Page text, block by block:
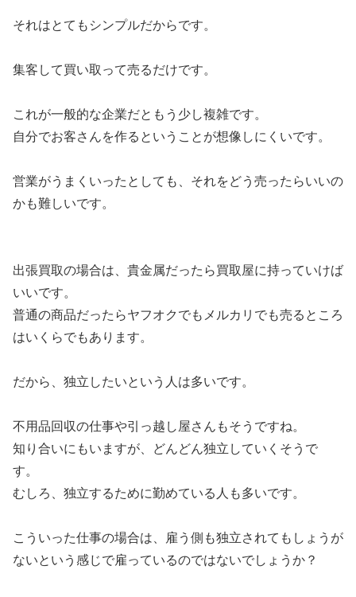
それはとてもシンプルだからです。
集客して買い取って売るだけです。
これが一般的な企業だともう少し複雑です。
自分でお客さんを作るということが想像しにくいです。
営業がうまくいったとしても、それをどう売ったらいいの
かも難しいです。
出張買取の場合は、貴金属だったら買取屋に持っていけば
いいです。
普通の商品だったらヤフオクでもメルカリでも売るところ
はいくらでもあります。
だから、独立したいという人は多いです。
不用品回収の仕事や引っ越し屋さんもそうですね。
知り合いにもいますが、どんどん独立していくそうで
す。
むしろ、独立するために勤めている人も多いです。
こういった仕事の場合は、雇う側も独立されてもしょうが
ないという感じで雇っているのではないでしょうか？